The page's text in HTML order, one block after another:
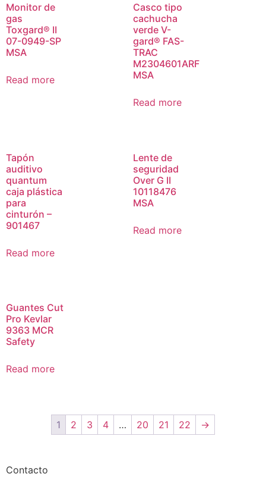
Monitor de
gas
Toxgard® II
07-0949-SP
MSA
Read more
Casco tipo
cachucha
verde V-
gard® FAS-
TRAC
M2304601ARF
MSA
Read more
Tapón
auditivo
quantum
caja plástica
para
cinturón –
901467
Read more
Lente de
seguridad
Over G II
10118476
MSA
Read more
Guantes Cut
Pro Kevlar
9363 MCR
Safety
Read more
1 2 3 4 … 20 21 22 →
Contacto